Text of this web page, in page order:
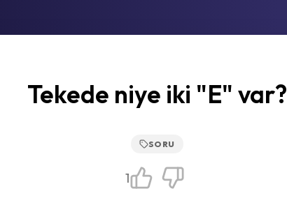
Tekede niye iki "E" var?
SORU
1